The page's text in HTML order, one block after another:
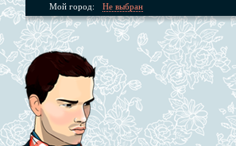
Мой город: Не выбран